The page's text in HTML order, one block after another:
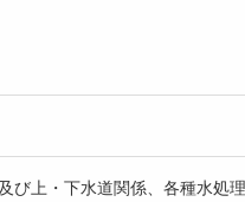
び上・下水道関係、各種水処